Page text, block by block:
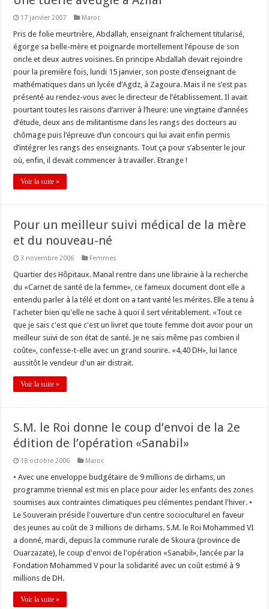
17 janvier 2007 Maroc
Pris de folie meurtrière, Abdallah, enseignant fraîchement titularisé,
égorge sa belle-mère et poignarde mortellement l’épouse de son
oncle et deux autres voisines. En principe Abdallah devait rejoindre
pour la première fois, lundi 15 janvier, son poste d’enseignant de
mathématiques dans un lycée d’Agdz, à Zagoura. Mais il ne s’est pas
présenté au rendez-vous avec le directeur de l’établissement. Il avait
pourtant toutes les raisons d’arriver à l’heure: une vingtaine d’années
d’étude, deux ans de militantisme dans les rangs des docteurs au
chômage puis l’épreuve d’un concours qui lui avait enfin permis
d’intégrer les rangs des enseignants. Tout ça pour s’absenter le jour
où, enfin, il devait commencer à travailler. Etrange !
Voir la suite »
Pour un meilleur suivi médical de la mère
et du nouveau-né
3 novembre 2006 Femmes
Quartier des Hôpitaux. Manal rentre dans une librairie à la recherche
du «Carnet de santé de la femme», ce fameux document dont elle a
entendu parler à la télé et dont on a tant vanté les mérites. Elle a tenu à
l'acheter bien qu'elle ne sache à quoi il sert véritablement. «Tout ce
que je sais c'est que c'est un livret que toute femme doit avoir pour un
meilleur suivi de son état de santé. Je ne sais même pas combien il
coûte», confesse-t-elle avec un grand sourire. «4,40 DH», lui lance
aussitôt le vendeur d'un air distrait.
Voir la suite »
S.M. le Roi donne le coup d’envoi de la 2e
édition de l’opération «Sanabil»
18 octobre 2006 Maroc
• Avec une enveloppe budgétaire de 9 millions de dirhams, un
programme triennal est mis en place pour aider les enfants des zones
soumises aux contraintes climatiques peu clémentes pendant l'hiver. •
Le Souverain préside l'ouverture d'un centre socioculturel en faveur
des jeunes au coût de 3 millions de dirhams. S.M. le Roi Mohammed VI
a donné, mardi, depuis la commune rurale de Skoura (province de
Ouarzazate), le coup d'envoi de l'opération «Sanabil», lancée par la
Fondation Mohammed V pour la solidarité avec un coût estimé à 9
millions de DH.
Voir la suite »